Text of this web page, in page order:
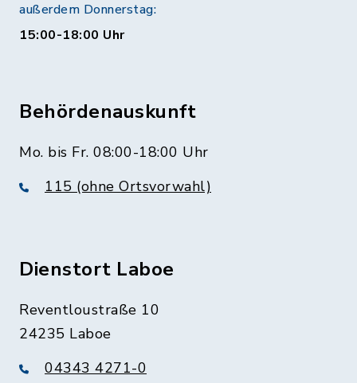
außerdem Donnerstag:
15:00-18:00 Uhr
Behördenauskunft
Mo. bis Fr. 08:00-18:00 Uhr
115 (ohne Ortsvorwahl)
Dienstort Laboe
Reventloustraße 10
24235 Laboe
04343 4271-0